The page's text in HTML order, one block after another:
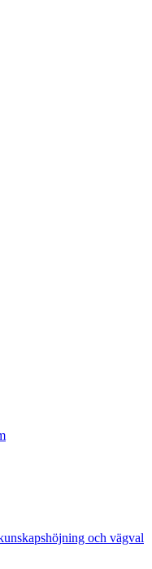
och vägval